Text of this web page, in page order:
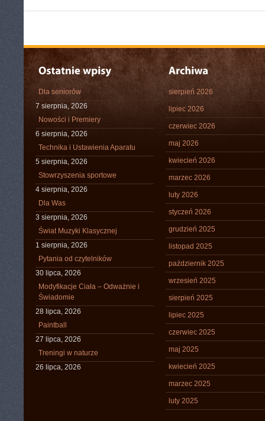
Dla seniorów
7 sierpnia, 2026
Nowości i Premiery
6 sierpnia, 2026
Technika i Ustawienia Aparatu
5 sierpnia, 2026
Stowrzyszenia sportowe
4 sierpnia, 2026
Dla Was
3 sierpnia, 2026
Świat Muzyki Klasycznej
1 sierpnia, 2026
Pytania od czytelników
30 lipca, 2026
Modyfikacje Ciała – Odważnie i
Świadomie
28 lipca, 2026
Paintball
27 lipca, 2026
Treningi w naturze
26 lipca, 2026
sierpień 2026
lipiec 2026
czerwiec 2026
maj 2026
kwiecień 2026
marzec 2026
luty 2026
styczeń 2026
grudzień 2025
listopad 2025
październik 2025
wrzesień 2025
sierpień 2025
lipiec 2025
czerwiec 2025
maj 2025
kwiecień 2025
marzec 2025
luty 2025